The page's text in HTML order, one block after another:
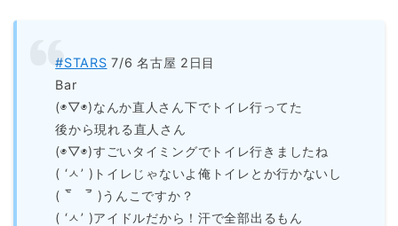
#STARS 7/6 名古屋 2日目
Bar
(◉▽◉)なんか直人さん下でトイレ行ってた
後から現れる直人さん
(◉▽◉)すごいタイミングでトイレ行きましたね
( ‘ㅅ’ )トイレじゃないよ俺トイレとか行かないし
( ‾᷅ゝ‾᷄ )うんこですか？
( ‘ㅅ’ )アイドルだから！汗で全部出るもん